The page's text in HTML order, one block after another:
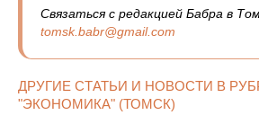
Связаться с редакцией Бабра в
tomsk.babr@gmail.com
ДРУГИЕ СТАТЬИ И НОВОСТИ В
"ЭКОНОМИКА" (ТОМСК)